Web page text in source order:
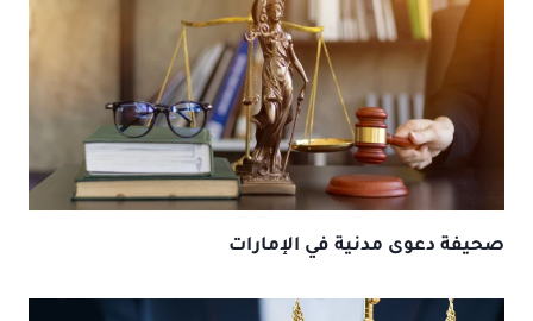
صحيفة دعوى مدنية في الإمارات